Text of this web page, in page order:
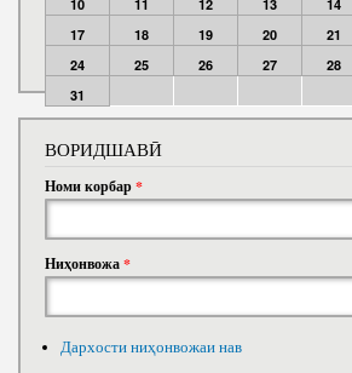
10
11 12 13 14
17
18 19 20 21
24
25 26 27 28
31
ВОРИДШАВӢ
Номи корбар*
Ниҳонвожа*
Дархости ниҳонвожаи нав